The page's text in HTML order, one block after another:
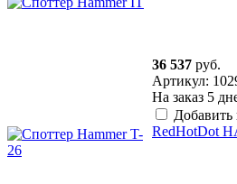
36 537 руб.
Артикул:
На заказ 5
RedHotDot